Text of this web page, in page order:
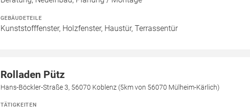
GEBÄUDETEILE
Kunststofffenster, Holzfenster, Haustür, Terrassentür
Rolladen Pütz
Hans-Böckler-Straße 3, 56070 Koblenz (5km von 56070 Mülheim-Kärlich)
TÄTIGKEITEN